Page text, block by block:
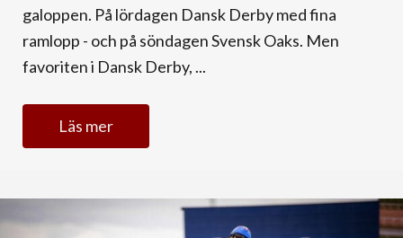
galoppen. På lördagen Dansk Derby med fina
ramlopp - och på söndagen Svensk Oaks. Men
favoriten i Dansk Derby, ...
Läs mer